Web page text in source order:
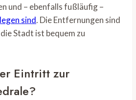
und – ebenfalls fußläufig –
sind. Die Entfernungen sind
Stadt ist bequem zu
Eintritt zur